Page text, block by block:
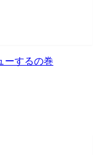
するの巻